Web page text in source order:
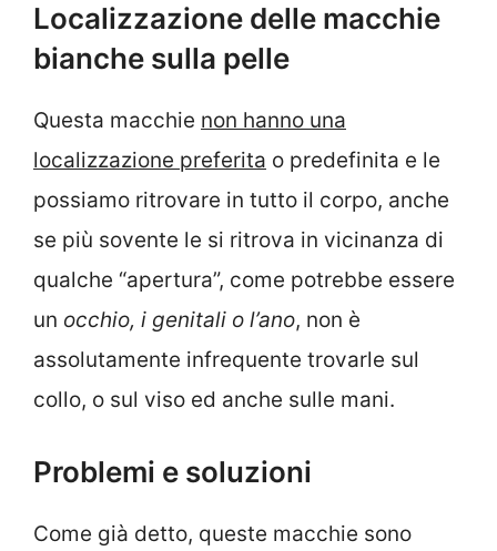
Localizzazione delle macchie
bianche sulla pelle
Questa macchie non hanno una
localizzazione preferita o predefinita e le
possiamo ritrovare in tutto il corpo, anche
se più sovente le si ritrova in vicinanza di
qualche “apertura”, come potrebbe essere
un occhio, i genitali o l’ano, non è
assolutamente infrequente trovarle sul
collo, o sul viso ed anche sulle mani.
Problemi e soluzioni
Come già detto, queste macchie sono